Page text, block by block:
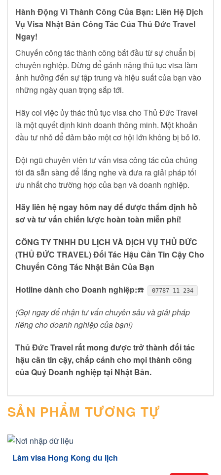
Hành Động Vì Thành Công Của Bạn: Liên Hệ Dịch
Vụ Visa Nhật Bản Công Tác Của Thủ Đức Travel
Ngay!
Chuyến công tác thành công bắt đầu từ sự chuẩn bị
chuyên nghiệp. Đừng để gánh nặng thủ tục visa làm
ảnh hưởng đến sự tập trung và hiệu suất của bạn vào
những ngày quan trọng sắp tới.
Hãy coi việc ủy thác thủ tục visa cho Thủ Đức Travel
là một quyết định kinh doanh thông minh. Một khoản
đầu tư nhỏ để đảm bảo một cơ hội lớn không bị bỏ lỡ.
Đội ngũ chuyên viên tư vấn visa công tác của chúng
tôi đã sẵn sàng để lắng nghe và đưa ra giải pháp tối
ưu nhất cho trường hợp của bạn và doanh nghiệp.
Hãy liên hệ ngay hôm nay để được thẩm định hồ
sơ và tư vấn chiến lược hoàn toàn miễn phí!
CÔNG TY TNHH DU LỊCH VÀ DỊCH VỤ THỦ ĐỨC
(THỦ ĐỨC TRAVEL)Đối Tác Hậu Cần Tin Cậy Cho
Chuyến Công Tác Nhật Bản Của Bạn
Hotline dành cho Doanh nghiệp:☎️ 07787 11 234
(Gọi ngay để nhận tư vấn chuyên sâu và giải pháp
riêng cho doanh nghiệp của bạn!)
Thủ Đức Travel rất mong được trở thành đối tác
hậu cần tin cậy, chắp cánh cho mọi thành công
của Quý Doanh nghiệp tại Nhật Bản.
SẢN PHẨM TƯƠNG TỰ
Làm visa Hong Kong du lịch